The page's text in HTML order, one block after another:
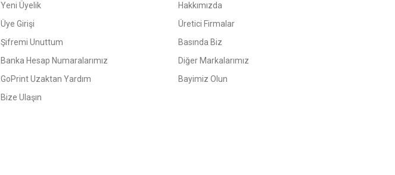
Yeni Üyelik
Üye Girişi
Şifremi Unuttum
Banka Hesap Numaralarımız
GoPrint Uzaktan Yardım
Bize Ulaşın
Hakkımızda
Üretici Firmalar
Basında Biz
Diğer Markalarımız
Bayimiz Olun